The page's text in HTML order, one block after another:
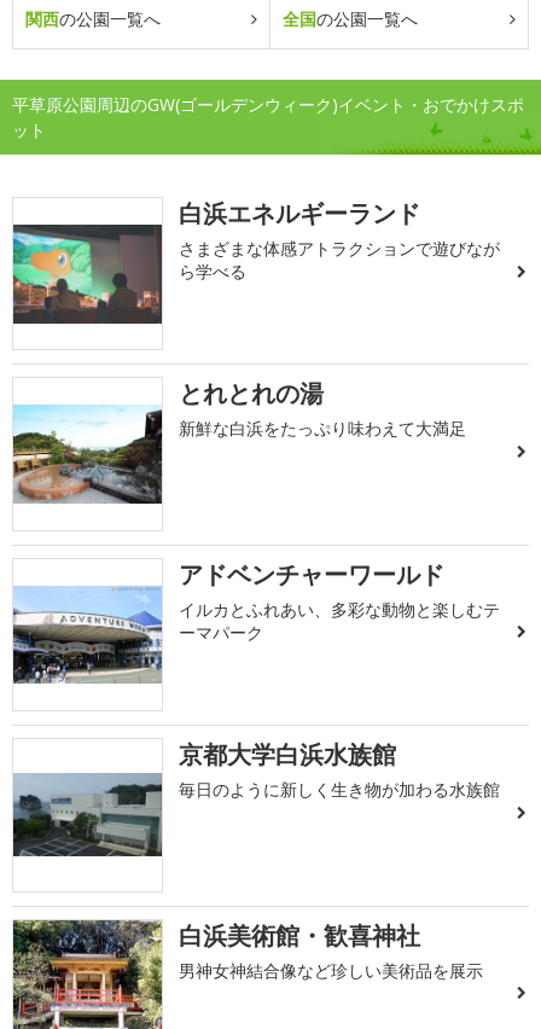
関西の公園一覧へ 全国の公園一覧へ
平草原公園周辺のGW(ゴールデンウィーク)イベント・おでかけスポ
ット
白浜エネルギーランド
さまざまな体感アトラクションで遊びなが
ら学べる
とれとれの湯
新鮮な白浜をたっぷり味わえて大満足
アドベンチャーワールド
イルカとふれあい、多彩な動物と楽しむテ
ーマパーク
京都大学白浜水族館
毎日のように新しく生き物が加わる水族館
白浜美術館・歓喜神社
男神女神結合像など珍しい美術品を展示